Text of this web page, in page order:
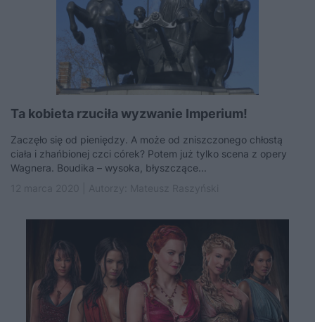
Ta kobieta rzuciła wyzwanie Imperium!
Zaczęło się od pieniędzy. A może od zniszczonego chłostą
ciała i zhańbionej czci córek? Potem już tylko scena z opery
Wagnera. Boudika – wysoka, błyszczące...